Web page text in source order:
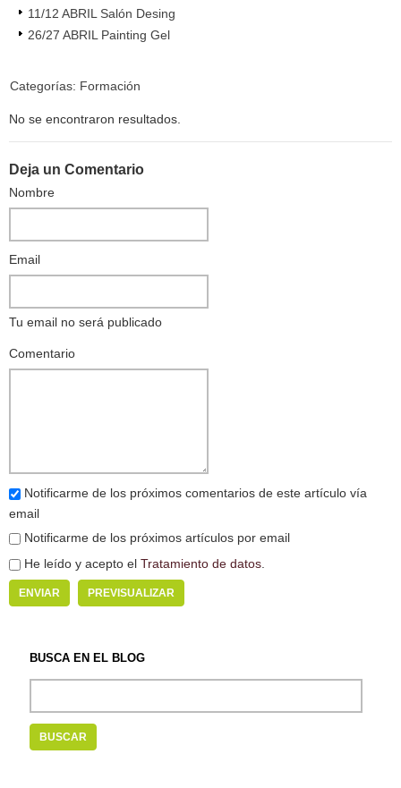
BUSCA EN EL BLOG
11/12 ABRIL Salón Desing
26/27 ABRIL Painting Gel
Categorías: Formación
No se encontraron resultados.
Deja un Comentario
Nombre
Email
Tu email no será publicado
Comentario
Notificarme de los próximos comentarios de este artículo vía
email
Notificarme de los próximos artículos por email
He leído y acepto el Tratamiento de datos